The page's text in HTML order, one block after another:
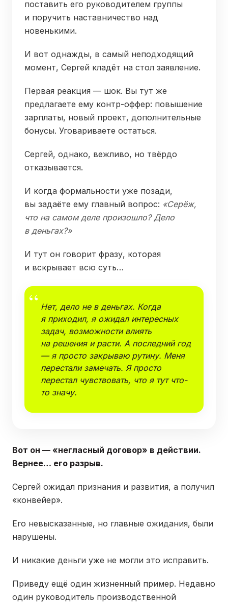
поставить его руководителем группы
и поручить наставничество над
новенькими.
И вот однажды, в самый неподходящий
момент, Сергей кладёт на стол заявление.
Первая реакция — шок. Вы тут же
предлагаете ему контр-оффер: повышение
зарплаты, новый проект, дополнительные
бонусы. Уговариваете остаться.
Сергей, однако, вежливо, но твёрдо
отказывается.
И когда формальности уже позади,
вы задаёте ему главный вопрос: «Серёж,
что на самом деле произошло? Дело
в деньгах?»
И тут он говорит фразу, которая
и вскрывает всю суть…
Нет, дело не в деньгах. Когда
я приходил, я ожидал интересных
задач, возможности влиять
на решения и расти. А последний год
— я просто закрываю рутину. Меня
перестали замечать. Я просто
перестал чувствовать, что я тут что-
то значу.
Вот он — «негласный договор» в действии.
Вернее… его разрыв.
Сергей ожидал признания и развития, а получил
«конвейер».
Его невысказанные, но главные ожидания, были
нарушены.
И никакие деньги уже не могли это исправить.
Приведу ещё один жизненный пример. Недавно
один руководитель производственной